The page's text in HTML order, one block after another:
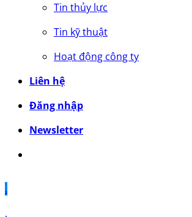
Tin thủy lực
Tin kỹ thuật
Hoạt động công ty
Liên hệ
Đăng nhập
Newsletter
.
.